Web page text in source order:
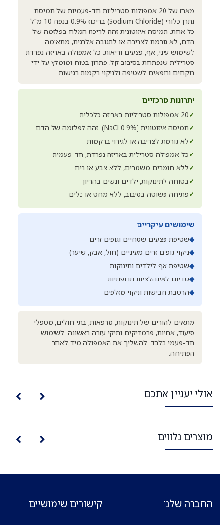
מארז של 20 אמפולות סטריליות חד-פעמיות של תמיסת
נתרן כלורי (Sodium Chloride) בריכוז 0.9% בנפח 10 מ"ל
כל אחת. תמיסה איזוטונית זהה לריכוז המלח בפלזמה של
הדם, לא גורמת לצריבה או לתגובה אלרגית, מתאימה
לשימוש עיני, אף, פצעים וריאות. כל אמפולה באריזה נפרדת
סטרילית שנפתחת בסיבוב קל. פתרון בטוח ומומלץ על ידי
רוקחים ורופאים לשטיפה ולניקוי רקמות רגישות.
יתרונות מרכזיים
✓20 אמפולות סטריליות באריזה כלכלית
✓תמיסה איזוטונית (0.9% NaCl). זהה לפלזמה של הדם
✓לא גורמת לצריבה או לגירוי ברקמות
✓כל אמפולה סטרילית באריזה נפרדת, חד-פעמית
✓ללא חומרים משמרים, ללא צבע או ריח
✓בטוחה לתינוקות, ילדים ונשים בהריון
✓פתיחה פשוטה בסיבוב, ללא מחט או כלים
שימושים עיקריים
◆שטיפת פצעים שטחיים וגופים זרים
◆ניקוי גופים זרים מעיניים (חול, אבק, שיער)
◆שטיפת אף לילדים ותינוקות
◆מדיום לאינהלציות תרופתיות
◆הרטבת חבישות וניקוי מזלפים
מתאים להורים של תינוקות, מרפאות, בתי חולים, מטפלי
סיעוד, אחיות, פרמדיקים ותיקי עזרה ראשונה. לשימוש
חד-פעמי בלבד. להשליך את האמפולה מיד לאחר
הפתיחה.
אולי יעניין אתכם
מוצרים נלווים
החברה שלנו קישורים שימושיים